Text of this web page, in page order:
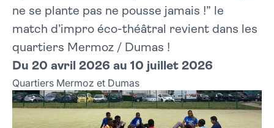
ne se plante pas ne pousse jamais !” le
match d’impro éco-théâtral revient dans les
quartiers Mermoz / Dumas !
Du 20 avril 2026 au 10 juillet 2026
Quartiers Mermoz et Dumas